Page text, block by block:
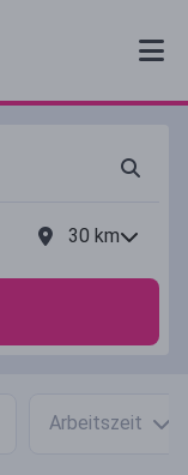
30 km
Arbeitszeit